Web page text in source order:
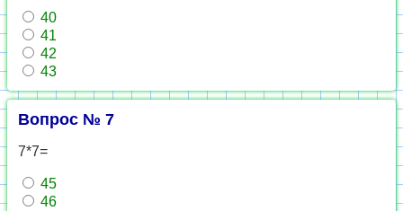
40
41
42
43
Вопрос № 7
7*7=
45
46